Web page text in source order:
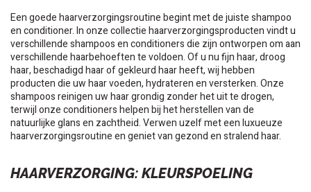
Een goede haarverzorgingsroutine begint met de juiste shampoo
en conditioner. In onze collectie haarverzorgingsproducten vindt u
verschillende shampoos en conditioners die zijn ontworpen om aan
verschillende haarbehoeften te voldoen. Of u nu fijn haar, droog
haar, beschadigd haar of gekleurd haar heeft, wij hebben
producten die uw haar voeden, hydrateren en versterken. Onze
shampoos reinigen uw haar grondig zonder het uit te drogen,
terwijl onze conditioners helpen bij het herstellen van de
natuurlijke glans en zachtheid. Verwen uzelf met een luxueuze
haarverzorgingsroutine en geniet van gezond en stralend haar.
HAARVERZORGING: KLEURSPOELING